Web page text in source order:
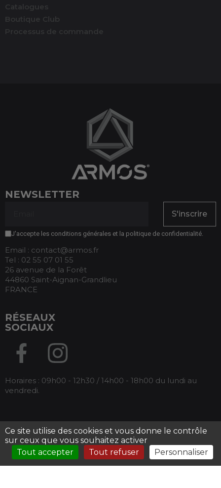
Catalogues
Boutique Club
Processus de commande
NEWSLETTER
S'inscrire
J'accepte les conditions générales et la politique de confidentialité.
Email : contact@armos.fr
Tel : 02 55 07 01 55
26 avenue de la Forêt
44860 Saint-Aignan-Grandlieu
FRANCE
RÉSEAUX
SOCIAUX
Horaires : 09h00 - 12h30 / 14h00 - 18h00 du lundi au
vendredi.
Tous droits réservés Armos -Mentions légales
Conditions générales de ventes
Ce site utilise des cookies et vous donne le contrôle
sur ceux que vous souhaitez activer
Tout accepter
Tout refuser Personnaliser